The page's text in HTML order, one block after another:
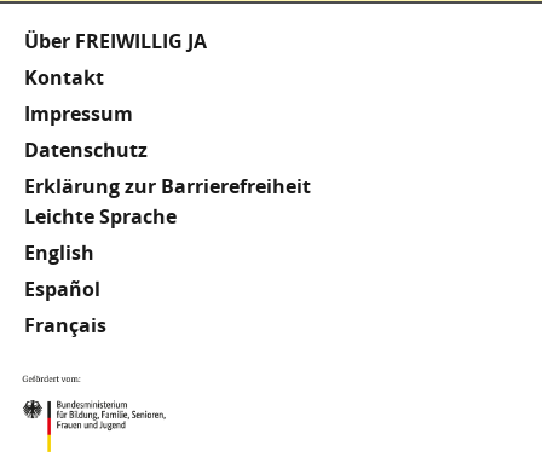
Fußzeile
Über FREIWILLIG JA
Kontakt
Impressum
Datenschutz
Erklärung zur Barrierefreiheit
Meta
Footer
Leichte Sprache
English
Español
Français